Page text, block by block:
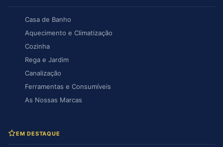
Casa de Banho
Aquecimento e Climatização
Cozinha
Rega e Jardim
Canalização
Ferramentas e Consumíveis
As Nossas Marcas
EM DESTAQUE